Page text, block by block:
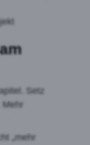
Setz
„mehr